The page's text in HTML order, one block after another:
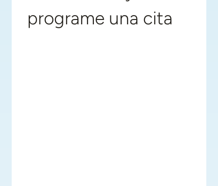
programe una cita